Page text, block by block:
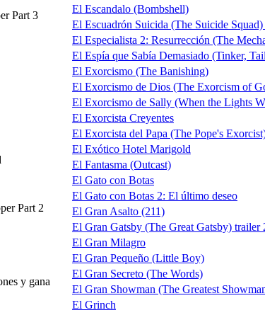
Part 3
Part 2
y gana
El Escandalo (Bombshell)
El Escuadrón Suicida (The Suicide
El Especialista 2: Resurrección (The
El Espía que Sabía Demasiado (Tinker,
El Exorcismo (The Banishing)
El Exorcismo de Dios (The Exorcism of
El Exorcismo de Sally (When the Lights
El Exorcista Creyentes
El Exorcista del Papa (The Pope's
El Exótico Hotel Marigold
El Fantasma (Outcast)
El Gato con Botas
El Gato con Botas 2: El último deseo
El Gran Asalto (211)
El Gran Gatsby (The Great Gatsby) trailer
El Gran Milagro
El Gran Pequeño (Little Boy)
El Gran Secreto (The Words)
El Gran Showman (The Greatest
El Grinch